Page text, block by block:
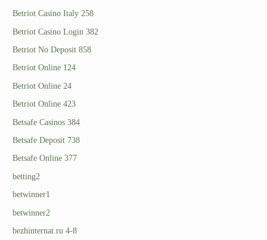
Betriot Casino Italy 258
Betriot Casino Login 382
Betriot No Deposit 858
Betriot Online 124
Betriot Online 24
Betriot Online 423
Betsafe Casinos 384
Betsafe Deposit 738
Betsafe Online 377
betting2
betwinner1
betwinner2
bezhinternat.ru 4-8